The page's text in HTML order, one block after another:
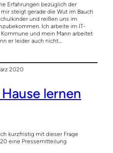
Erfahrungen bezüglich der
steigt gerade die Wut im Bauch
und reißen uns im
Ich arbeite im IT-
und mein Mann arbeitet
er leider auch nicht…
2020
lernen
kurzfristig mit dieser Frage
eine Pressemitteilung